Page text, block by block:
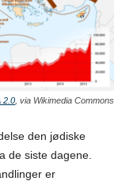
2.0 , via Wikimedia Commons
den jødiske
de siste dagene.
er